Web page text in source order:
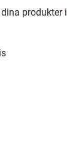
produkter i